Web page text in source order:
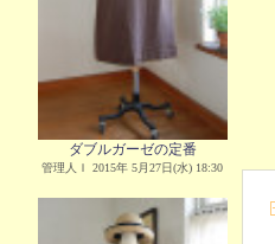
ダブルガーゼの定番
管理人Ｉ 2015年 5月27日(水) 18:30